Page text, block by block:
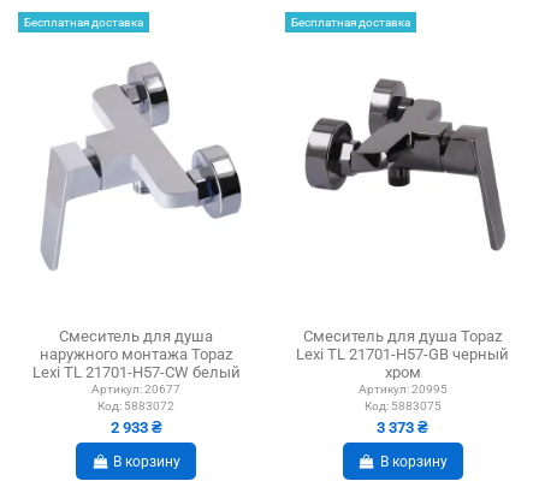
Бесплатная доставка
Смеситель для душа
наружного монтажа Topaz
Lexi TL 21701-H57-CW белый
Артикул:20677
Код: 5883072
2 933 ₴
В корзину
Бесплатная доставка
Смеситель для душа Topaz
Lexi TL 21701-H57-GB черный
хром
Артикул:20995
Код: 5883075
3 373 ₴
В корзину